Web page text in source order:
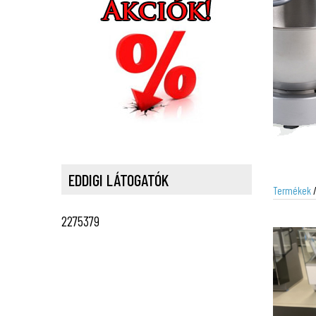
Termékek
EDDIGI LÁTOGATÓK
2275379